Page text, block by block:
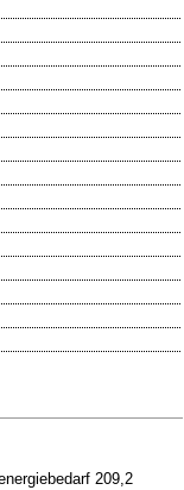
209,2